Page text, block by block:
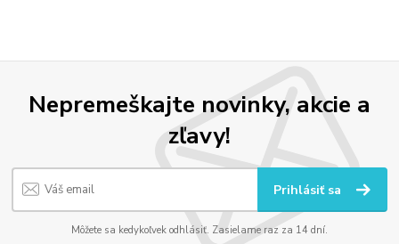
Nepremeškajte novinky, akcie a
zľavy!
Prihlásiť sa
Môžete sa kedykoľvek odhlásiť. Zasielame raz za 14 dní.